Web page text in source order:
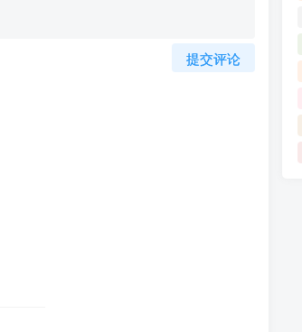
提交评论